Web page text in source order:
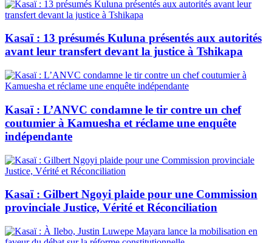
Kasaï : 13 présumés Kuluna présentés aux autorités
avant leur transfert devant la justice à Tshikapa
Kasaï : L’ANVC condamne le tir contre un chef
coutumier à Kamuesha et réclame une enquête
indépendante
Kasaï : Gilbert Ngoyi plaide pour une Commission
provinciale Justice, Vérité et Réconciliation